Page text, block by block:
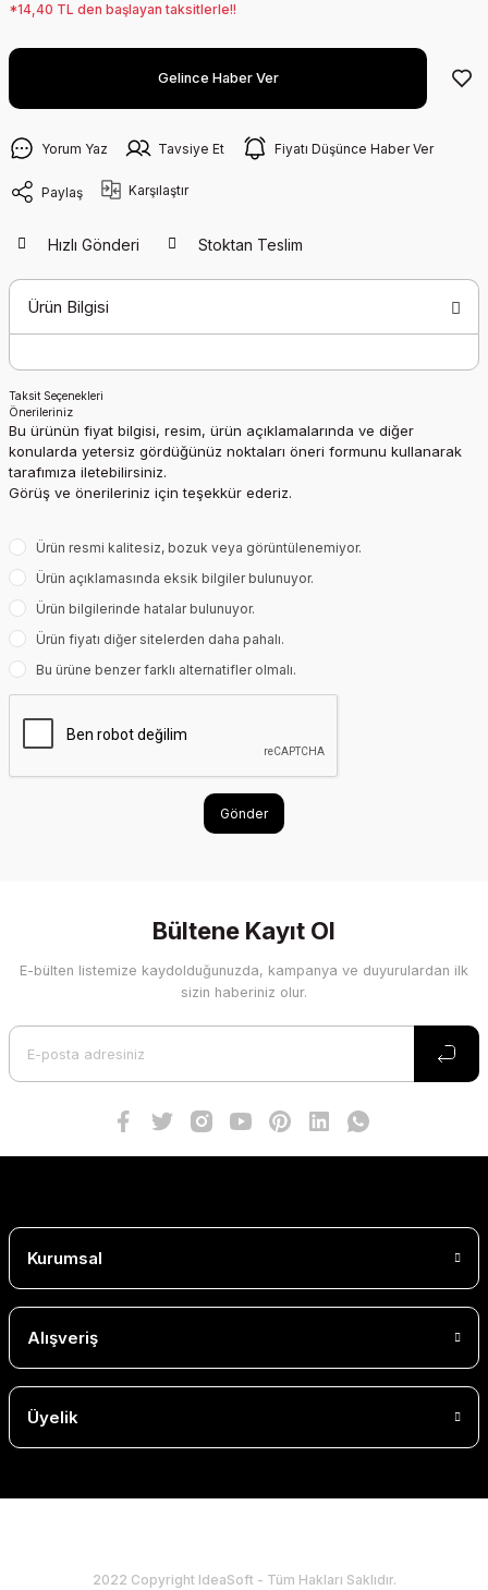
*14,40 TL den başlayan taksitlerle!!
Gelince Haber Ver
Yorum Yaz Tavsiye Et Fiyatı Düşünce Haber Ver
Paylaş Karşılaştır
Hızlı Gönderi Stoktan Teslim
Ürün Bilgisi
Taksit Seçenekleri
Önerileriniz
Bu ürünün fiyat bilgisi, resim, ürün açıklamalarında ve diğer
konularda yetersiz gördüğünüz noktaları öneri formunu kullanarak
tarafımıza iletebilirsiniz.
Görüş ve önerileriniz için teşekkür ederiz.
Ürün resmi kalitesiz, bozuk veya görüntülenemiyor.
Ürün açıklamasında eksik bilgiler bulunuyor.
Ürün bilgilerinde hatalar bulunuyor.
Ürün fiyatı diğer sitelerden daha pahalı.
Bu ürüne benzer farklı alternatifler olmalı.
Gönder
Bültene Kayıt Ol
E-bülten listemize kaydolduğunuzda, kampanya ve duyurulardan ilk
sizin haberiniz olur.
Kurumsal
Alışveriş
Üyelik
2022 Copyright IdeaSoft - Tüm Hakları Saklıdır.